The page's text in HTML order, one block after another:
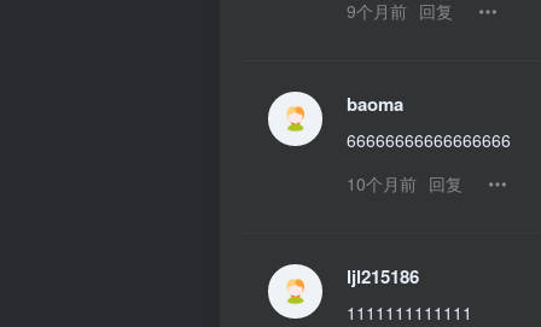
9个月前 回复
baoma
66666666666666666
10个月前 回复
ljl215186
1111111111111